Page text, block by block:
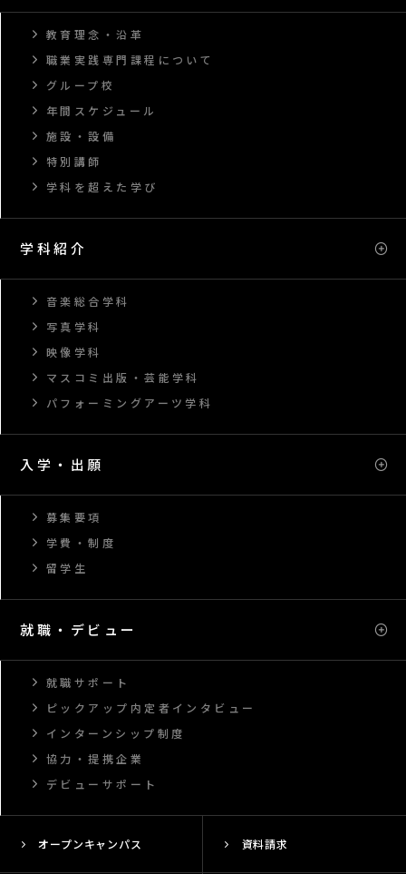
教育理念・沿革
職業実践専門課程について
グループ校
年間スケジュール
施設・設備
特別講師
学科を超えた学び
学科紹介
音楽総合学科
写真学科
映像学科
マスコミ出版・芸能学科
パフォーミングアーツ学科
入学・出願
募集要項
学費・制度
留学生
就職・デビュー
就職サポート
ピックアップ内定者インタビュー
インターンシップ制度
協力・提携企業
デビューサポート
オープンキャンパス 資料請求